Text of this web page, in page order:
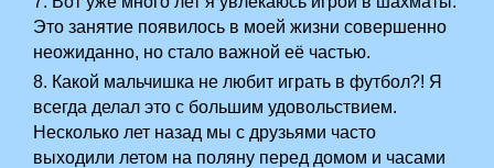
Это занятие появилось в моей жизни совершенно
неожиданно, но стало важной её частью.
8. Какой мальчишка не любит играть в футбол?! Я
всегда делал это с большим удовольствием.
Несколько лет назад мы с друзьями часто
выходили летом на поляну перед домом и часами